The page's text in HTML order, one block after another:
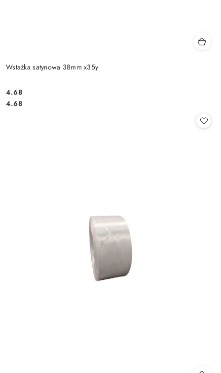
Wstażka satynowa 38mm x35y
Cena:
4.68
Cena:
4.68